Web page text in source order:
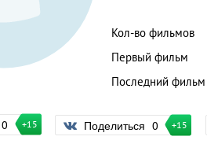
Кол-во фильмов
Первый фильм
Последний фильм
0 +15 Поделиться 0 +15